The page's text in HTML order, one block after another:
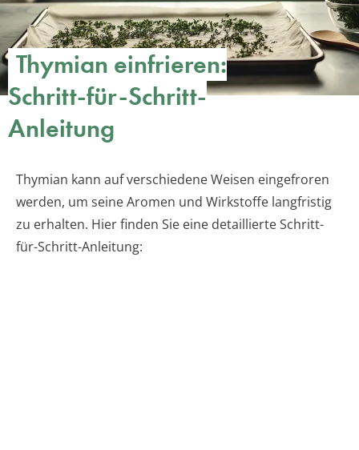
Thymian einfrieren:
Schritt-für-Schritt-
Anleitung
Thymian kann auf verschiedene Weisen eingefroren
werden, um seine Aromen und Wirkstoffe langfristig
zu erhalten. Hier finden Sie eine detaillierte Schritt-
für-Schritt-Anleitung: